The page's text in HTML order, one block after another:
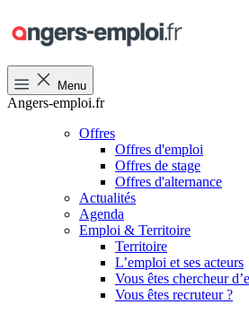
Menu
Angers-emploi.fr
Offres
Offres d'emploi
Offres de stage
Offres d'alternance
Actualités
Agenda
Emploi & Territoire
Territoire
L’emploi et ses acteurs
Vous êtes chercheur
Vous êtes recruteur ?